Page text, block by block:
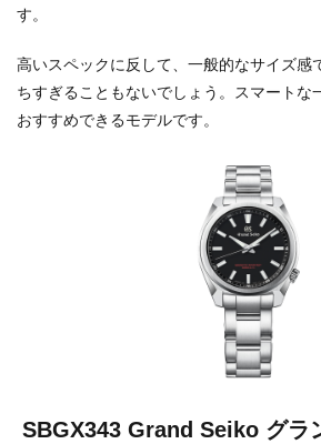
す。
高いスペックに反して、一般的なサイズ感
ちすぎることもないでしょう。スマートな
おすすめできるモデルです。
SBGX343 Grand Seiko グラ